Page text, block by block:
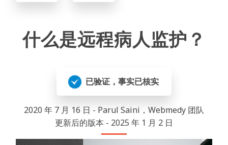
什么是远程病人监护？
已验证，事实已核实
2020 年 7 月 16 日 - Parul Saini，Webmedy 团队
更新后的版本 - 2025 年 1 月 2 日